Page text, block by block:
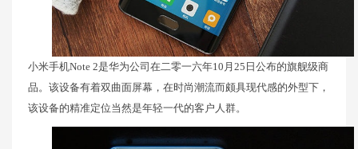
小米手机Note 2是华为公司在二零一六年10月25日公布的旗舰级商
品。该设备有着双曲面屏幕，在时尚潮流而颇具现代感的外型下，
该设备的精准定位当然是年轻一代的客户人群。